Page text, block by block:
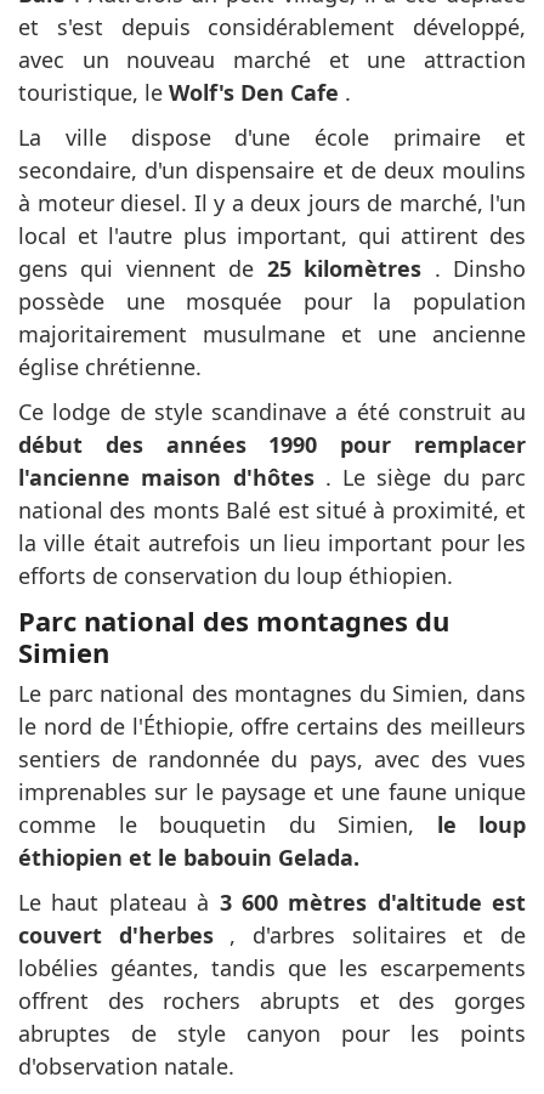
et s'est depuis considérablement développé,
avec un nouveau marché et une attraction
touristique, le Wolf's Den Cafe .
La ville dispose d'une école primaire et
secondaire, d'un dispensaire et de deux moulins
à moteur diesel. Il y a deux jours de marché, l'un
local et l'autre plus important, qui attirent des
gens qui viennent de 25 kilomètres . Dinsho
possède une mosquée pour la population
majoritairement musulmane et une ancienne
église chrétienne.
Ce lodge de style scandinave a été construit au
début des années 1990 pour remplacer
l'ancienne maison d'hôtes . Le siège du parc
national des monts Balé est situé à proximité, et
la ville était autrefois un lieu important pour les
efforts de conservation du loup éthiopien.
Parc national des montagnes du
Simien
Le parc national des montagnes du Simien, dans
le nord de l'Éthiopie, offre certains des meilleurs
sentiers de randonnée du pays, avec des vues
imprenables sur le paysage et une faune unique
comme le bouquetin du Simien, le loup
éthiopien et le babouin Gelada.
Le haut plateau à 3 600 mètres d'altitude est
couvert d'herbes , d'arbres solitaires et de
lobélies géantes, tandis que les escarpements
offrent des rochers abrupts et des gorges
abruptes de style canyon pour les points
d'observation natale.